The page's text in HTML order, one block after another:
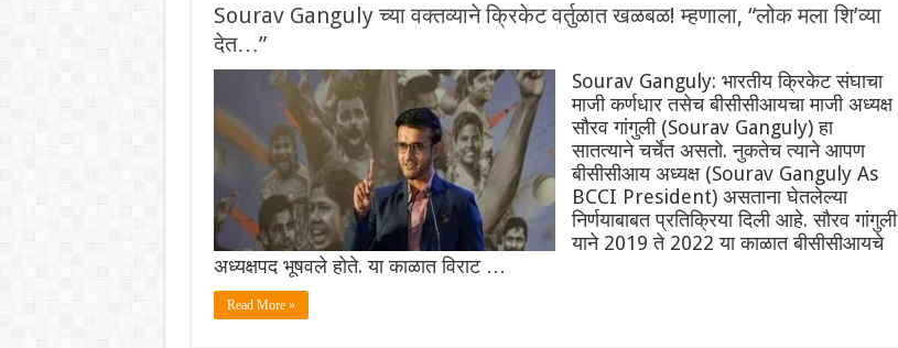
Sourav Ganguly च्या वक्तव्याने क्रिकेट वर्तुळात खळबळ! म्हणाला, “लोक मला शि’व्या
देत…”
Sourav Ganguly: भारतीय क्रिकेट संघाचा
माजी कर्णधार तसेच बीसीसीआयचा माजी अध्यक्ष
सौरव गांगुली (Sourav Ganguly) हा
सातत्याने चर्चेत असतो. नुकतेच त्याने आपण
बीसीसीआय अध्यक्ष (Sourav Ganguly As
BCCI President) असताना घेतलेल्या
निर्णयाबाबत प्रतिक्रिया दिली आहे. सौरव गांगुली
याने 2019 ते 2022 या काळात बीसीसीआयचे
अध्यक्षपद भूषवले होते. या काळात विराट …
Read More »